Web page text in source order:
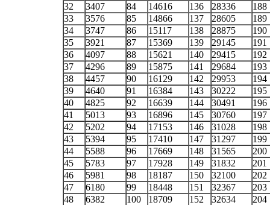
32
3407 84 14616 136 28336
188
33
3576 85 14866 137 28605
189
34
3747 86 15117 138 28875
190
35
3921 87 15369 139 29145
191
36
4097 88 15621 140 29415
192
37
4296 89 15875 141 29684
193
38
4457 90 16129 142 29953
194
39
4640 91 16384 143 30222
195
40
4825 92 16639 144 30491
196
41
5013 93 16896 145 30760
197
42
5202 94 17153 146 31028
198
43
5394 95 17410 147 31297
199
44
5588 96 17669 148 31565
200
45
5783 97 17928 149 31832
201
46
5981 98 18187 150 32100
202
47
6180 99 18448 151 32367
203
48
6382 100 18709 152 32634
204